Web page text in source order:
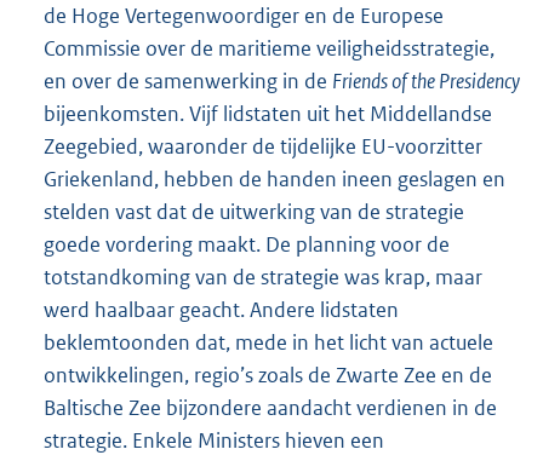
de Hoge Vertegenwoordiger en de Europese
Commissie over de maritieme veiligheidsstrategie,
en over de samenwerking in de Friends of the Presidency
bijeenkomsten. Vijf lidstaten uit het Middellandse
Zeegebied, waaronder de tijdelijke EU-voorzitter
Griekenland, hebben de handen ineen geslagen en
stelden vast dat de uitwerking van de strategie
goede vordering maakt. De planning voor de
totstandkoming van de strategie was krap, maar
werd haalbaar geacht. Andere lidstaten
beklemtoonden dat, mede in het licht van actuele
ontwikkelingen, regio’s zoals de Zwarte Zee en de
Baltische Zee bijzondere aandacht verdienen in de
strategie. Enkele Ministers hieven een